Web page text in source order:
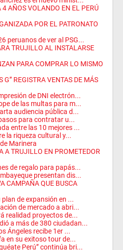
AÑOS VOLANDO EN EL PERÚ
POR EL PATRONATO
peruanos de ver al PSG...
TRUJILLO AL INSTALARSE
PARA COMPRAR LO MISMO
G” REGISTRA VENTAS DE MÁS
de DNI electrón...
de las multas para m...
audiencia pública d...
para contratar u...
entre las 10 mejores ...
la riqueza cultural y...
Marinera
A TRUJILLO EN PROMETEDOR
de regalo para papás...
presentan dis...
CAMPAÑA QUE BUSCA
de expansión en ...
de mercado a abri...
realidad proyectos de...
a más de 380 ciudadan...
Ángeles recibe 1er ...
en su exitoso tour de...
Perú” continúa bri...